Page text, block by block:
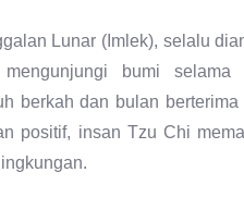
Lunar (Imlek), selalu
bumi selama
berkah dan bulan
positif, insan Tzu Chi